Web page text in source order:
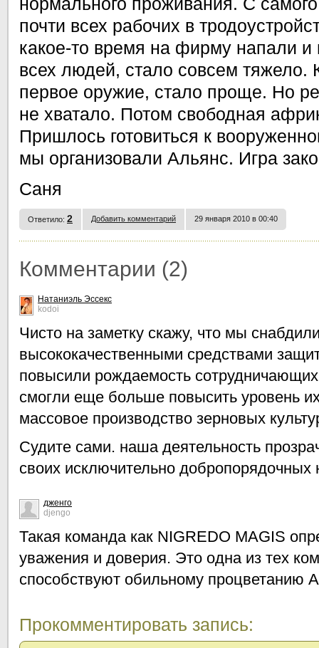
почти всех рабочих в
какое-то время на фирму напали
всех людей, стало совсем тяжело.
первое оружие, стало проще. Но
не хватало. Потом свободная
Пришлось готовиться к
мы организовали Альянс. Игра
Саня
Ответило: 2 Добавить комментарий 29 января 2010 в 00:40
Комментарии (2)
Натаниэль Эссекс
kodoi
Чисто на заметку скажу, что мы
высококачественными средствами
повысили рождаемость
смогли еще больше повысить уровень
массовое производство зерновых
Судите сами. наша деятельность
своих исключительно добропорядочных
дженго
djengo
Такая команда как NIGREDO MAGIS
уважения и доверия. Это одна из тех
способствуют обильному процветанию
Прокомментировать запись: